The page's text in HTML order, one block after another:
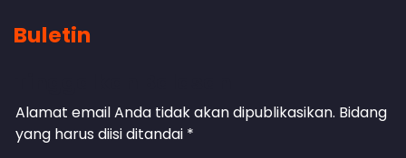
Buletin
Alamat email Anda tidak akan dipublikasikan. Bidang
yang harus diisi ditandai *